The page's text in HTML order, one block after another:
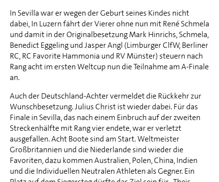
In Sevilla war er wegen der Geburt seines Kindes nicht
dabei, In Luzern fährt der Vierer ohne nun mit René Schmela
und damit in der Originalbesetzung Mark Hinrichs, Schmela,
Benedict Eggeling und Jasper Angl (Limburger ClfW, Berliner
RC, RC Favorite Hammonia und RV Münster) steuern nach
Rang acht im ersten Weltcup nun die Teilnahme am A-Finale
an.
Auch der Deutschland-Achter vermeldet die Rückkehr zur
Wunschbesetzung. Julius Christ ist wieder dabei. Für das
Finale in Sevilla, das nach einem Einbruch auf der zweiten
Streckenhälfte mit Rang vier endete, war er verletzt
ausgefallen. Acht Boote sind am Start. Weltmeister
Großbritannien und die Niederlande sind wieder die
Favoriten, dazu kommen Australien, Polen, China, Indien
und die Individuellen Neutralen Athleten als Gegner. Ein